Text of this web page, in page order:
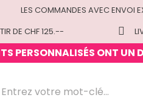
LES COMMANDES AVEC ENVOI
DE CHF 125.--
PERSONNALISÉS ONT